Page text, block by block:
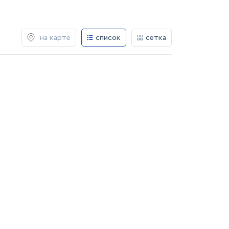
на карте список сетка